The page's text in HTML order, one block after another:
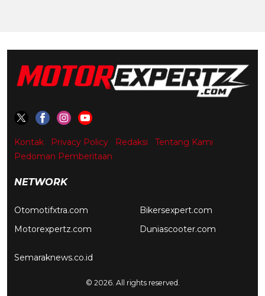
Kontak Privacy Policy Redaksi
Tentang Kami
Pedoman Pemberitaan
NETWORK
Otomotifxtra.com
Motorexpertz.com
Bikersexpert.com
Duniascooter.com
Semaraknews.co.id
© 2026. All rights reserved.